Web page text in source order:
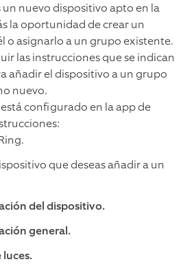
nuevo dispositivo apto en la
la oportunidad de crear un
o asignarlo a un grupo existente.
las instrucciones que se indican
añadir el dispositivo a un grupo
nuevo.
configurado en la app de
que deseas añadir a un
del dispositivo.
general.
luces.